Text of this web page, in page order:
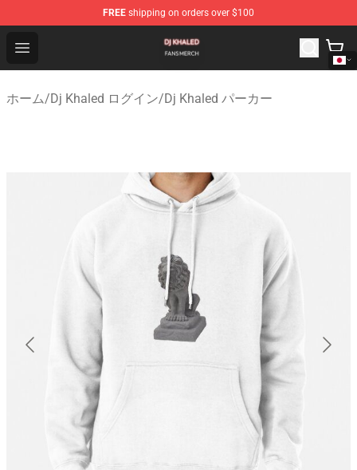
FREE shipping on orders over $100
Open menu
Dj Khaled Shop - Official Dj Khaled Merchandise Store
ホーム/Dj Khaled ログイン/Dj Khaled パーカー